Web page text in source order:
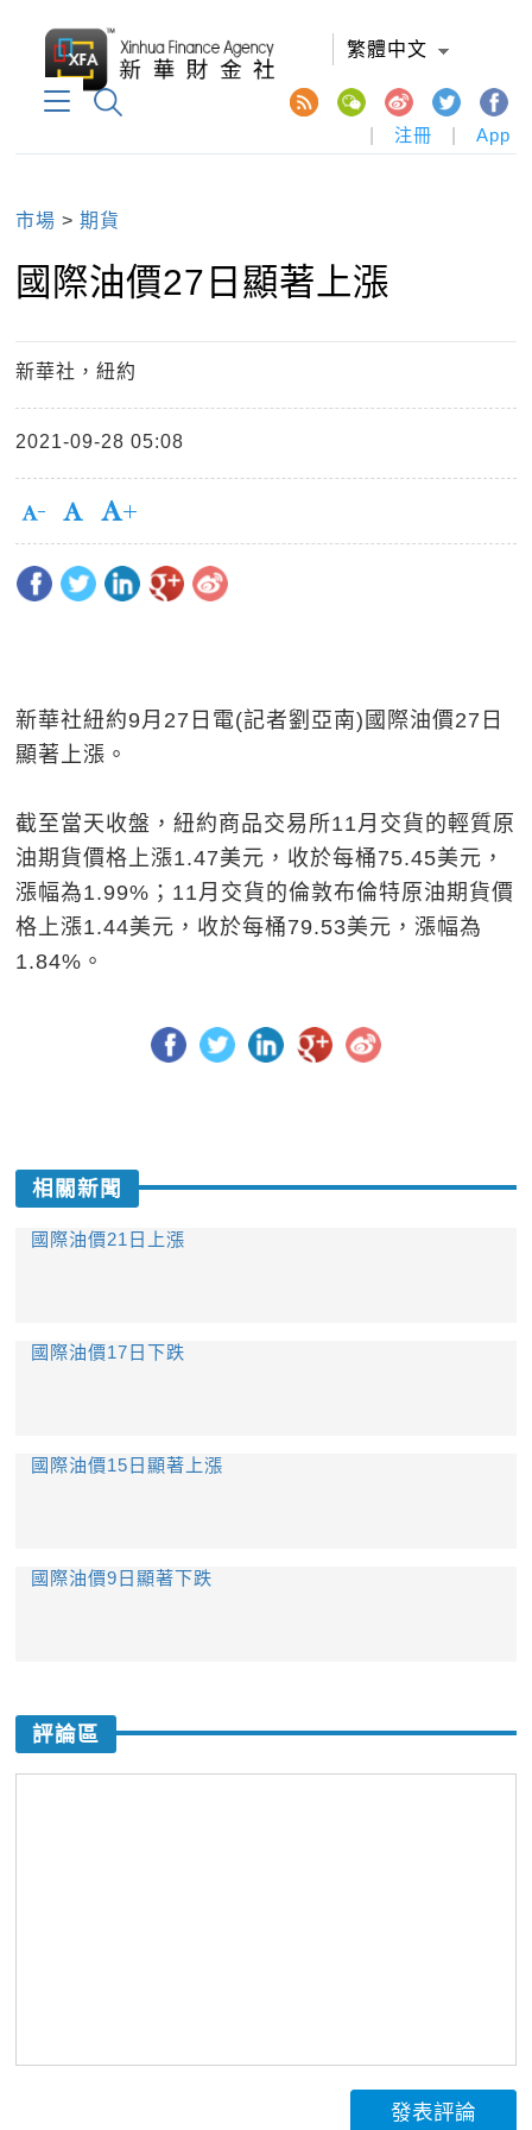
繁體中文
注冊 App
市場 >期貨
國際油價27日顯著上漲
新華社，紐約
2021-09-28 05:08
新華社紐約9月27日電(記者劉亞南)國際油價27日
顯著上漲。
截至當天收盤，紐約商品交易所11月交貨的輕質原
油期貨價格上漲1.47美元，收於每桶75.45美元，
漲幅為1.99%；11月交貨的倫敦布倫特原油期貨價
格上漲1.44美元，收於每桶79.53美元，漲幅為
1.84%。
相關新聞
國際油價21日上漲
國際油價17日下跌
國際油價15日顯著上漲
國際油價9日顯著下跌
評論區
發表評論